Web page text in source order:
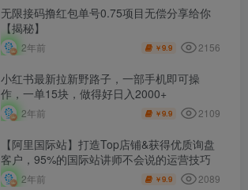
无限接码撸红包单号0.75项目无偿分享给你
【揭秘】
2年前 ￥9.9 2156
小红书最新拉新野路子，一部手机即可操
作，一单15块，做得好日入2000+
2年前 ￥9.9 2109
【阿里国际站】打造Top店铺&获得优质询盘
客户，​95%的国际站讲师不会说的运营技巧
2年前 ￥9.9 2089